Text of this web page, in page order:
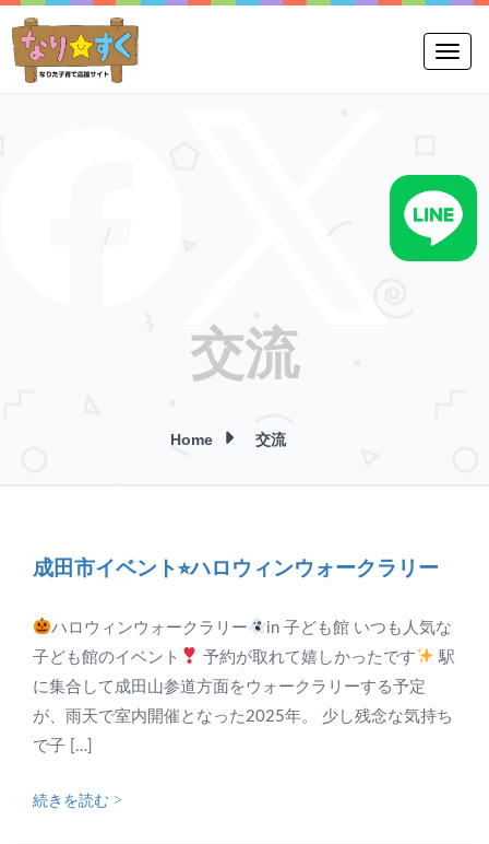
交流
Home 交流
成田市イベント⭐︎ハロウィンウォークラリー
ハロウィンウォークラリー
in 子ども館 いつも人気な
子ども館のイベント
予約が取れて嬉しかったです
駅
に集合して成田山参道方面をウォークラリーする予定
が、雨天で室内開催となった2025年。 少し残念な気持ち
で子 […]
続きを読む >